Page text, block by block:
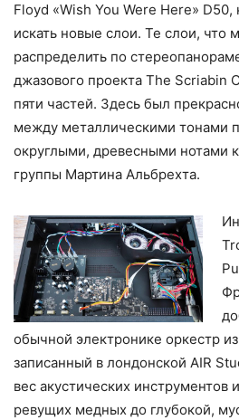
Floyd «Wish You Were Here» D50,
искать новые слои. Те слои,
распределить по
джазового проекта The Scriabin
пяти частей. Здесь был
между металлическими тонами
округлыми, древесными нотами
группы Мартина Альбрехта.
обычной электронике оркестр
записанный в лондонской AIR
вес акустических инструментов
ревущих медных до глубокой,